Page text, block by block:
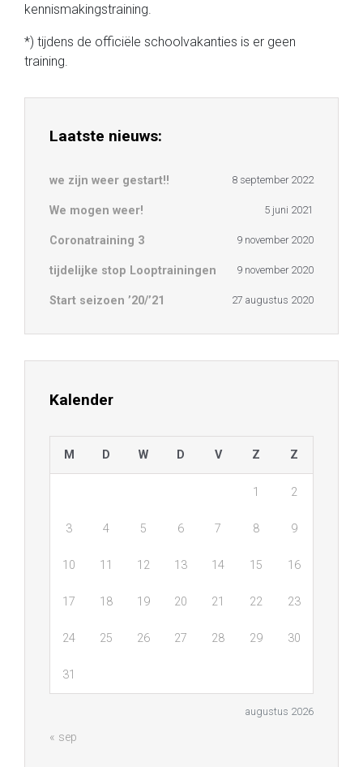
kennismakingstraining.
*) tijdens de officiële schoolvakanties is er geen
training.
Laatste nieuws:
we zijn weer gestart!! 8 september 2022
We mogen weer! 5 juni 2021
Coronatraining 3 9 november 2020
tijdelijke stop Looptrainingen 9 november 2020
Start seizoen ’20/’21 27 augustus 2020
Kalender
augustus 2026
M D W D V Z Z
1 2
3 4 5 6 7 8 9
10 11 12 13 14 15 16
17 18 19 20 21 22 23
24 25 26 27 28 29 30
31
« sep